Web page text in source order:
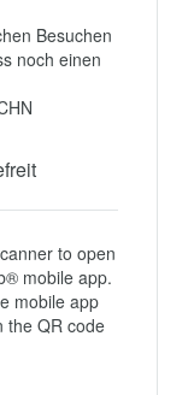
Besuchen
noch einen
to open
mobile app.
mobile app
the QR code